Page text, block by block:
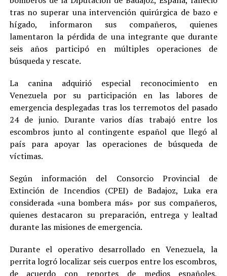
tras no superar una intervención quirúrgica de bazo e
hígado, informaron sus compañeros, quienes
lamentaron la pérdida de una integrante que durante
seis años participó en múltiples operaciones de
búsqueda y rescate.
La canina adquirió especial reconocimiento en
Venezuela por su participación en las labores de
emergencia desplegadas tras los terremotos del pasado
24 de junio. Durante varios días trabajó entre los
escombros junto al contingente español que llegó al
país para apoyar las operaciones de búsqueda de
víctimas.
Según información del Consorcio Provincial de
Extinción de Incendios (CPEI) de Badajoz, Luka era
considerada «una bombera más» por sus compañeros,
quienes destacaron su preparación, entrega y lealtad
durante las misiones de emergencia.
Durante el operativo desarrollado en Venezuela, la
perrita logró localizar seis cuerpos entre los escombros,
de acuerdo con reportes de medios españoles,